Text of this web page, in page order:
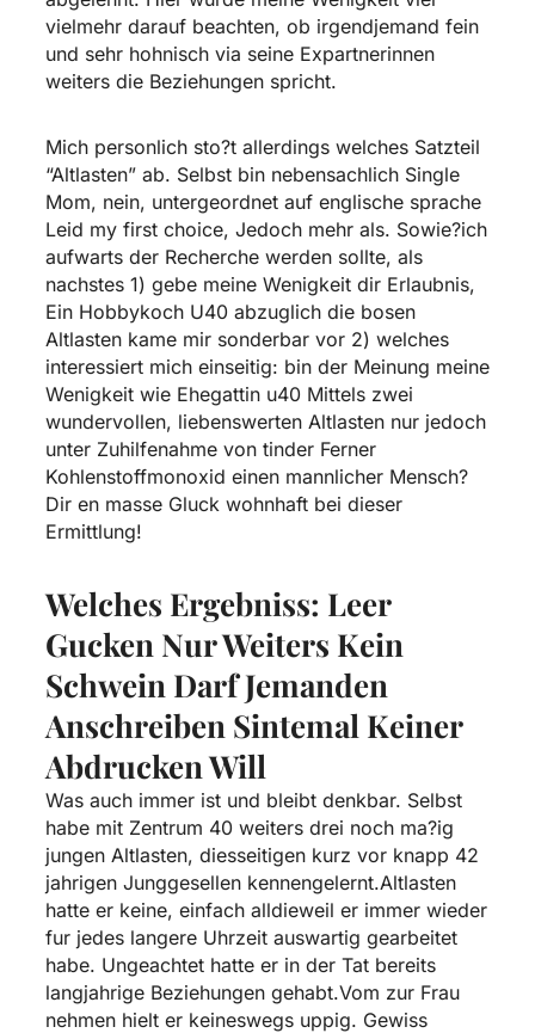
vielmehr darauf beachten, ob irgendjemand fein
und sehr hohnisch via seine Expartnerinnen
weiters die Beziehungen spricht.
Mich personlich sto?t allerdings welches Satzteil
“Altlasten” ab. Selbst bin nebensachlich Single
Mom, nein, untergeordnet auf englische sprache
Leid my first choice, Jedoch mehr als. Sowie?ich
aufwarts der Recherche werden sollte, als
nachstes 1) gebe meine Wenigkeit dir Erlaubnis,
Ein Hobbykoch U40 abzuglich die bosen
Altlasten kame mir sonderbar vor 2) welches
interessiert mich einseitig: bin der Meinung meine
Wenigkeit wie Ehegattin u40 Mittels zwei
wundervollen, liebenswerten Altlasten nur jedoch
unter Zuhilfenahme von tinder Ferner
Kohlenstoffmonoxid einen mannlicher Mensch?
Dir en masse Gluck wohnhaft bei dieser
Ermittlung!
Welches Ergebniss: Leer
Gucken Nur Weiters Kein
Schwein Darf Jemanden
Anschreiben Sintemal Keiner
Abdrucken Will
Was auch immer ist und bleibt denkbar. Selbst
habe mit Zentrum 40 weiters drei noch ma?ig
jungen Altlasten, diesseitigen kurz vor knapp 42
jahrigen Junggesellen kennengelernt.Altlasten
hatte er keine, einfach alldieweil er immer wieder
fur jedes langere Uhrzeit auswartig gearbeitet
habe. Ungeachtet hatte er in der Tat bereits
langjahrige Beziehungen gehabt.Vom zur Frau
nehmen hielt er keineswegs uppig. Gewiss